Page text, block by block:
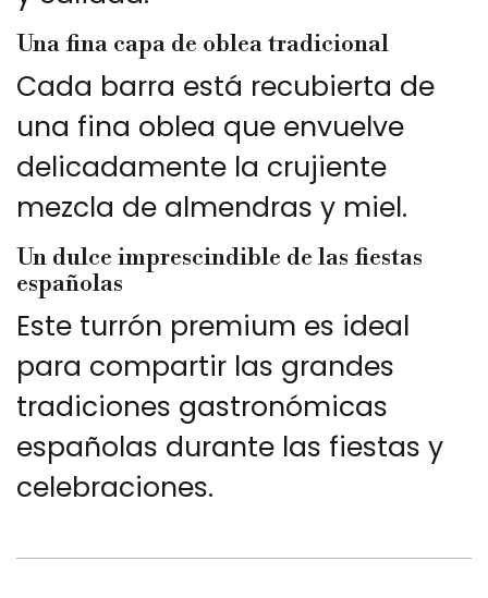
Una fina capa de oblea tradicional
Cada barra está recubierta de
una fina oblea que envuelve
delicadamente la crujiente
mezcla de almendras y miel.
Un dulce imprescindible de las fiestas
españolas
Este turrón premium es ideal
para compartir las grandes
tradiciones gastronómicas
españolas durante las fiestas y
celebraciones.